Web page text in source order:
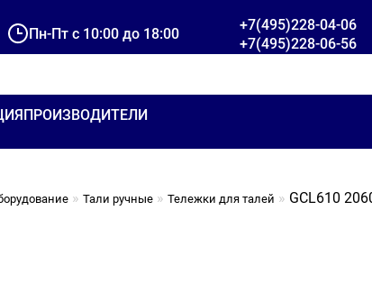
Пн-Пт с 10:00 до 18:00
+7(495)228-04-06
+7(495)228-06-56
ПРОИЗВОДИТЕЛИ
Тали ручные Тележки для талей GCL610